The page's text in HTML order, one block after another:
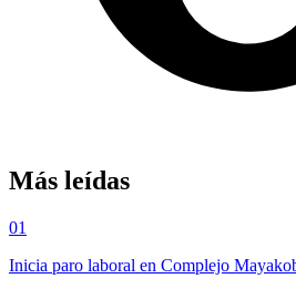
Más leídas
01
Inicia paro laboral en Complejo